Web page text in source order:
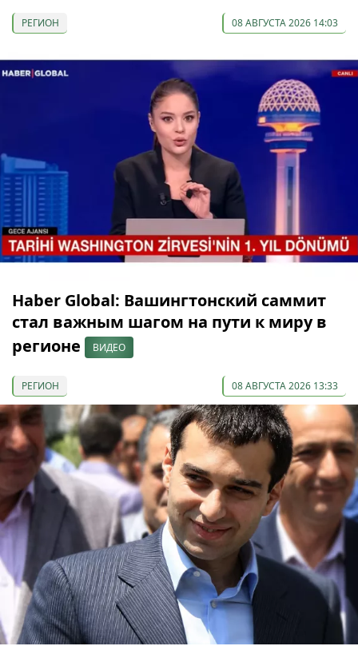
РЕГИОН 08 АВГУСТА 2026 14:03
Haber Global: Вашингтонский саммит
стал важным шагом на пути к миру в
регионе
ВИДЕО
РЕГИОН 08 АВГУСТА 2026 13:33